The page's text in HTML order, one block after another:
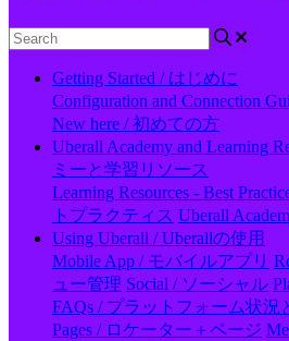
Getting Started / はじめに
Configuration and Connection
New here / 初めての方
Uberall Academy and Learning
ミーと学習リソース
Learning Resources - Best
トプラクティス Uberall
Using Uberall / Uberallの使用
Mobile App / モバイルアプリ
ュー管理 Social / ソーシャル
FAQs / プラットフォーム状況
Pages / ロケーター＋ページ